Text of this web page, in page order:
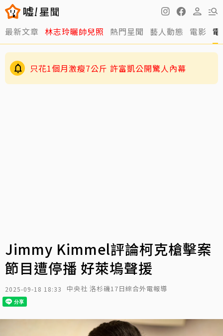
最新文章 林志玲曬帥兒照 熱門星聞 藝人動態 電影
只花1個月激瘦7公斤 許富凱公開驚人內幕
Jimmy Kimmel評論柯克槍擊案
節目遭停播 好萊塢聲援
2025-09-18 18:33 中央社 洛杉磯17日綜合外電報導